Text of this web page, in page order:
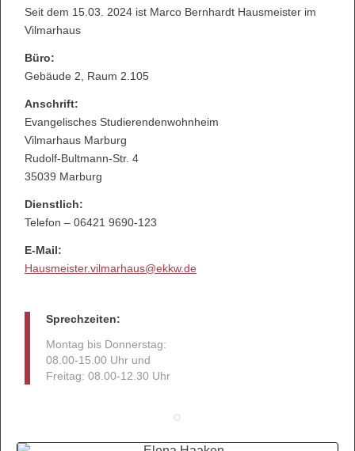
Seit dem 15.03. 2024 ist Marco Bernhardt Hausmeister im
Vilmarhaus
Büro:
Gebäude 2, Raum 2.105
Anschrift:
Evangelisches Studierendenwohnheim
Vilmarhaus Marburg
Rudolf-Bultmann-Str. 4
35039 Marburg
Dienstlich:
Telefon – 06421 9690-123
E-Mail:
Hausmeister.vilmarhaus@ekkw.de
Sprechzeiten:
Montag bis Donnerstag:
08.00-15.00 Uhr und
Freitag: 08.00-12.30 Uhr